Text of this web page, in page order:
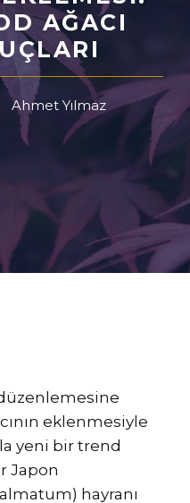
AĞACI
Ahmet Yılmaz
eklenmesiyle
yeni bir trend
Japon
hayranı